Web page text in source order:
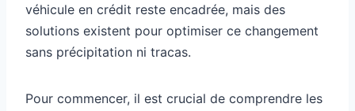
véhicule en crédit reste encadrée, mais des
solutions existent pour optimiser ce changement
sans précipitation ni tracas.
Pour commencer, il est crucial de comprendre les